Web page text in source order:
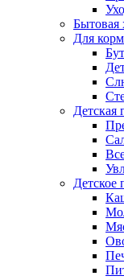
Бытовая
Для
Детская
Детское